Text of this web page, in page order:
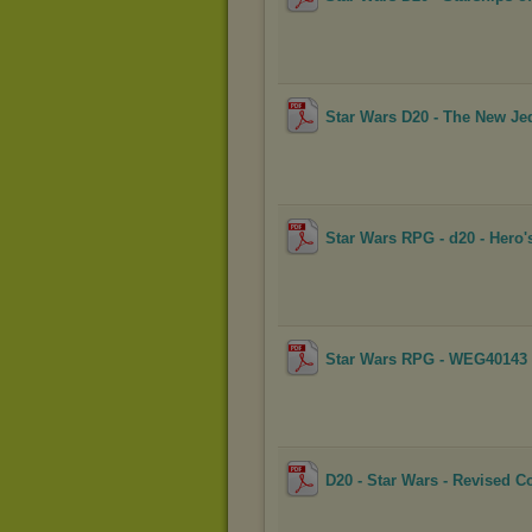
Star Wars D20 - The New
Star Wars RPG - d20 -
Star Wars RPG -
D20 - Star Wars - Revised